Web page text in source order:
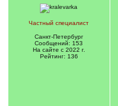
Частный специалист
Санкт-Петербург
Сообщений: 153
На сайте с 2022 г.
Рейтинг: 136